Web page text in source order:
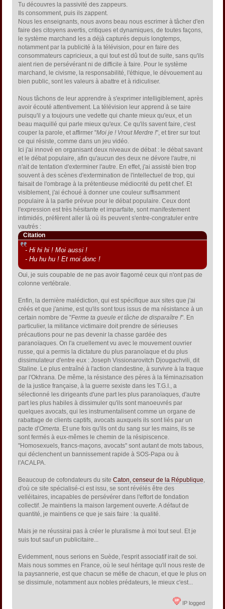
Tu découvres la passivité des zappeurs.
Ils consomment, puis ils zappent.
Nous les enseignants, nous avons beau nous escrimer à tâcher d'en
faire des citoyens avertis, critiques et dynamiques, de toutes façons,
le système marchand les a déjà capturés depuis longtemps,
notamment par la publicité à la télévision, pour en faire des
consommateurs capricieux, a qui tout est dû tout de suite, sans qu'ils
aient rien de persévérant ni de difficile à faire. Pour le système
marchand, le civisme, la responsabilité, l'éthique, le dévouement au
bien public, sont les valeurs à abattre et à ridiculiser.
Nous tâchons de leur apprendre à s'exprimer intelligiblement, après
avoir écouté attentivement. La télévision leur apprend à se taire
puisqu'il y a toujours une vedette qui chante mieux qu'eux, et un
beau maquillé qui parle mieux qu'eux. Ce qu'ils savent faire, c'est
couper la parole, et affirmer "Moi je ! Vrout Merdre !", et tirer sur tout
ce qui résiste, comme dans un jeu vidéo.
Ici j'ai innové en organisant deux niveaux de débat : le débat savant
et le débat populaire, afin qu'aucun des deux ne dévore l'autre, ni
n'ait de tentation d'exterminer l'autre. En effet, j'ai assisté bien trop
souvent à des scènes d'extermination de l'intellectuel de trop, qui
faisait de l'ombrage à la prétentieuse médiocrité du petit chef. Et
visiblement, j'ai échoué à donner une couleur suffisamment
populaire à la partie prévue pour le débat populaire. Ceux dont
l'expression est très hésitante et imparfaite, sont manifestement
intimidés, préfèrent aller là où ils peuvent s'entre-congratuler entre
vautrés :
Citation
- Hi hi hi ! Moi aussi !
- Hu hu hu ! Et moi donc !
Oui, je suis coupable de ne pas avoir flagorné ceux qui n'ont pas de
colonne vertébrale.
Enfin, la dernière malédiction, qui est spécifique aux sites que j'ai
créés et que j'anime, est qu'ils sont tous issus de ma résistance à un
certain nombre de "Ferme ta gueule et tâche de disparaître !". En
particulier, la militance victimaire doit prendre de sérieuses
précautions pour ne pas devenir la chasse gardée des
paranoïaques. On l'a cruellement vu avec le mouvement ouvrier
russe, qui a permis la dictature du plus paranoïaque et du plus
dissimulateur d'entre eux : Joseph Vissionarovitch Djougachvili, dit
Staline. Le plus entraîné à l'action clandestine, à survivre à la traque
par l'Okhrana. De même, la résistance des pères à la féminazisation
de la justice française, à la guerre sexiste dans les T.G.I., a
sélectionné les dirigeants d'une part les plus paranoïaques, d'autre
part les plus habiles à dissimuler qu'ils sont manoeuvrés par
quelques avocats, qui les instrumentalisent comme un organe de
rabattage de clients captifs, avocats auxquels ils sont liés par un
pacte d'Omerta. Et une fois qu'ils ont du sang sur les mains, ils se
sont fermés à eux-mêmes le chemin de la résipiscence.
"Homosexuels, francs-maçons, avocats" sont autant de mots tabous,
qui déclenchent un bannissement rapide à SOS-Papa ou à
l'ACALPA.
Beaucoup de cofondateurs du siteCaton, censeur de la République,
d'où ce site spécialisé-ci est issu, se sont révélés être des
velléitaires, incapables de persévérer dans l'effort de fondation
collectif. Je maintiens la maison largement ouverte. A défaut de
quantité, je maintiens ce que je sais faire : la qualité.
Mais je ne réussirai pas à créer le pluralisme à moi tout seul. Et je
suis tout sauf un publicitaire...
Evidemment, nous serions en Suède, l'esprit associatif irait de soi.
Mais nous sommes en France, où le seul héritage qu'il nous reste de
la paysannerie, est que chacun se méfie de chacun, et que le plus on
se dissimule, notamment aux nobles prédateurs, le mieux c'est...
IP logged